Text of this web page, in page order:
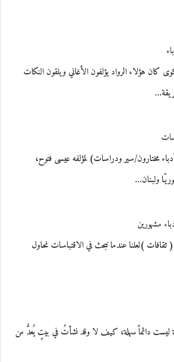
كان هؤلاء الرواد يؤلفون الأغاني ويلقون النكات
مختارون/سير ودراسات) لمؤلفه عيسى فتوح،
ولبنان…
مشهورين
)لعلنا عندما نبحث في الاقتباسات نحاول
ليست دائماً سهلة، كيف لا وقد نشأتُ في بيتٍ يُعدُّ من